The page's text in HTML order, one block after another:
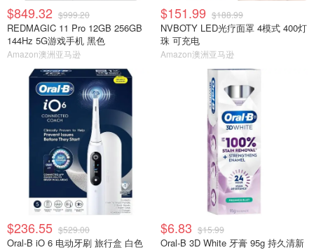
$849.32 $999.20
REDMAGIC 11 Pro 12GB 256GB
144Hz 5G游戏手机 黑色
Amazon澳洲亚马逊
$151.99 $188.99
NVBOTY LED光疗面罩 4模式 400灯
珠 可充电
Amazon澳洲亚马逊
$236.55 $529.00
Oral-B iO 6 电动牙刷 旅行盒 白色
$6.83 $15.99
Oral-B 3D White 牙膏 95g 持久清新